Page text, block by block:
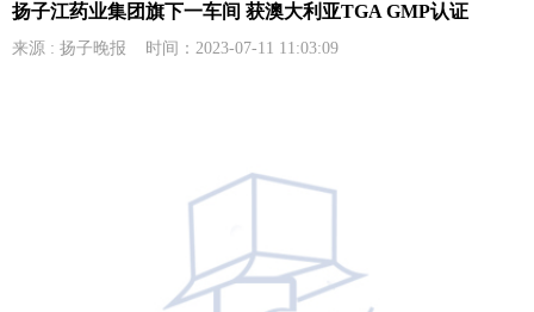
扬子江药业集团旗下一车间 获澳大利亚TGA GMP认证
来源 : 扬子晚报 时间：2023-07-11 11:03:09